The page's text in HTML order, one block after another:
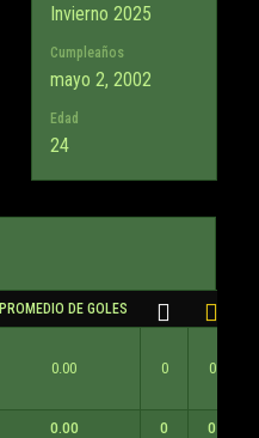
Invierno 2025
Cumpleaños
mayo 2, 2002
Edad
24
PROMEDIO DE GOLES
0.00 0 0
0.00 0 0